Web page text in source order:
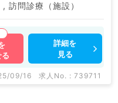
訪問診療（施設）
詳細を
見る
09/16 求人No. : 739711